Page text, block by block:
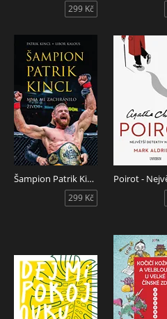
299 Kč
Šampion Patrik Kincl - MMA mi zachránilo život
299 Kč